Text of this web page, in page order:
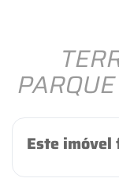
Este imóvel